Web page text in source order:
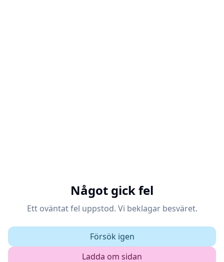
Något gick fel
Ett oväntat fel uppstod. Vi beklagar besväret.
Försök igen
Ladda om sidan